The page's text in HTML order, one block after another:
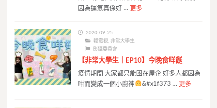
因為運氣真係好 … 更多
2020-09-25
輕電視, 非常大學生
影攝委員會
【非常大學生｜EP10】今晚食咩餸
疫情期間 大家都只能困在屋企 好多人都因為
咁而變成一個小廚神
‍&#x1f373 … 更多